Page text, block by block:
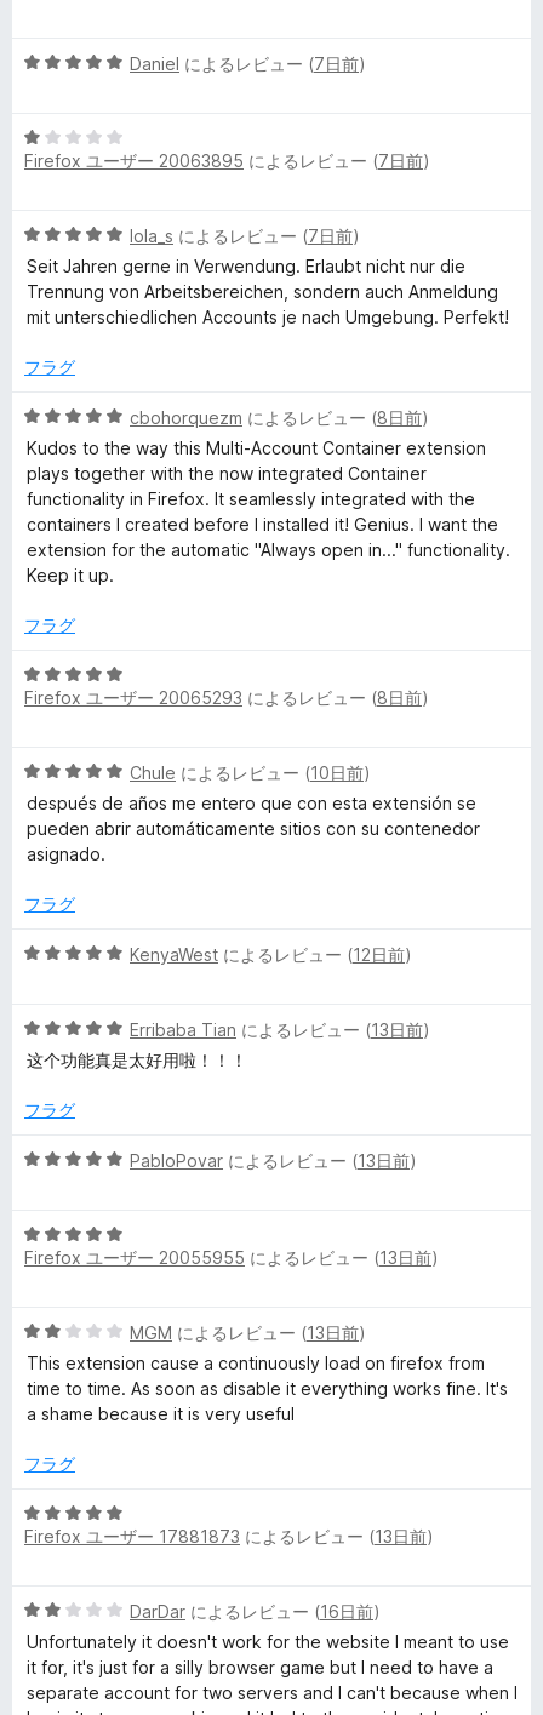
c
o
n
t
o
n
t
i
n
e
r
の
レ
ビ
中
評
価
5
中
5
価
Daniel によるレビュー (7日前)
5
段
1
の
評
価
Firefox ユーザー 20063895 によるレビュー (7日前)
5
段
階
中
の
価
lola_s によるレビュー (7日前)
Seit Jahren gerne in Verwendung. Erlaubt nicht nur die
Trennung von Arbeitsbereichen, sondern auch Anmeldung
mit unterschiedlichen Accounts je nach Umgebung. Perfekt!
フラグ
5
段
階
中
5
の
評
cbohorquezm によるレビュー (8日前)
Kudos to the way this Multi-Account Container extension
plays together with the now integrated Container
functionality in Firefox. It seamlessly integrated with the
containers I created before I installed it! Genius. I want the
extension for the automatic "Always open in..." functionality.
Keep it up.
フラグ
5
段
5
の
評
価
Firefox ユーザー 20065293 によるレビュー (8日前)
5
段
階
中
の
価
Chule によるレビュー (10日前)
después de años me entero que con esta extensión se
pueden abrir automáticamente sitios con su contenedor
asignado.
フラグ
5
中
5
評
KenyaWest によるレビュー (12日前)
5
段
中
の
Erribaba Tian によるレビュー (13日前)
这个功能真是太好用啦！！！
フラグ
5
中
5
価
PabloPovar によるレビュー (13日前)
5
段
5
の
評
価
Firefox ユーザー 20055955 によるレビュー (13日前)
5
段
階
中
の
価
MGM によるレビュー (13日前)
This extension cause a continuously load on firefox from
time to time. As soon as disable it everything works fine. It's
a shame because it is very useful
フラグ
5
段
5
の
評
価
Firefox ユーザー 17881873 によるレビュー (13日前)
5
段
階
中
DarDar によるレビュー (16日前)
Unfortunately it doesn't work for the website I meant to use
it for, it's just for a silly browser game but I need to have a
separate account for two servers and I can't because when I